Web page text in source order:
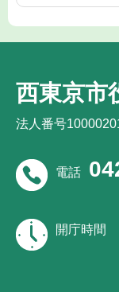
西東京市
法人番号
電話
開庁時間